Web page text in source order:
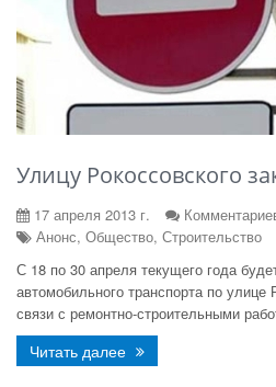
Улицу Рокоссовского
17 апреля 2013 г.
Анонс, Общество, Строительство
С 18 по 30 апреля текущего года
автомобильного транспорта по улице
связи с ремонтно-строительными
Читать далее